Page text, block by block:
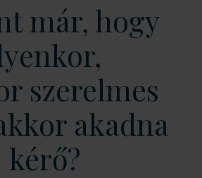
már, hogy
szerelmes
akadna
kérő?